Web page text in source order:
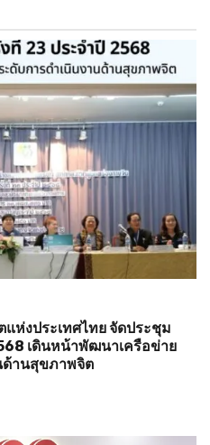
ห่งประเทศไทย จัดประชุม
เดินหน้าพัฒนาเครือข่าย
ด้านสุขภาพจิต